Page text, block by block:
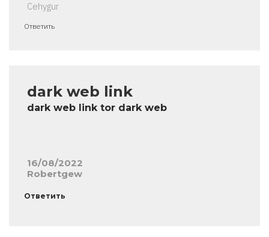
Cehygur
Ответить
dark web link
dark web link tor dark web
16/08/2022
Robertgew
Ответить